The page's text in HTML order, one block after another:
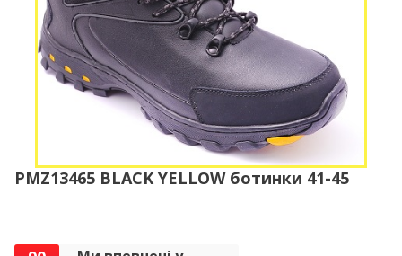
PMZ13465 BLACK YELLOW ботинки 41-45